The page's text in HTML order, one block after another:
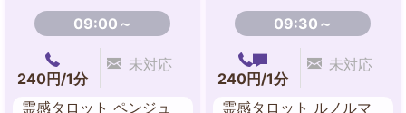
09:00～
240円/1分
未対応
霊感タロット ペンジュ
09:30～
240円/1分
未対応
霊感タロット ルノルマ